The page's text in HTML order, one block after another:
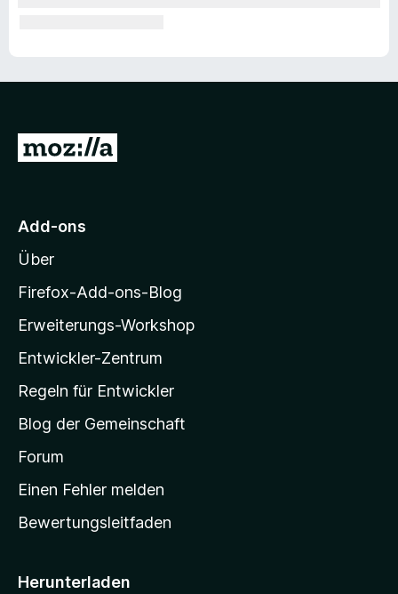
e
Z
M
z
i
l
a
-
t
a
r
s
i
Add-ons
Über
Firefox-Add-ons-Blog
Erweiterungs-Workshop
Entwickler-Zentrum
Regeln für Entwickler
Blog der Gemeinschaft
Forum
Einen Fehler melden
Bewertungsleitfaden
Herunterladen